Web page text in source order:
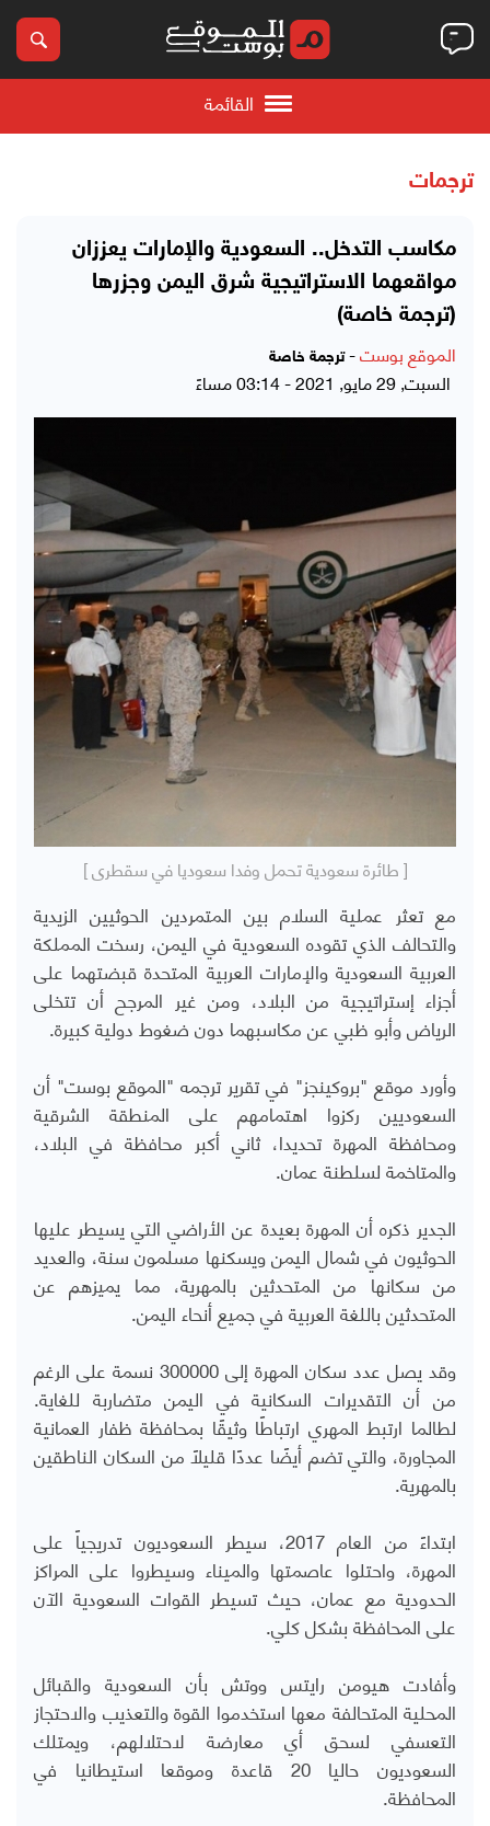
القائمة
ترجمات
مكاسب التدخل.. السعودية والإمارات يعززان
مواقعهما الاستراتيجية شرق اليمن وجزرها
(ترجمة خاصة)
الموقع بوست-ترجمة خاصة
السبت, 29 مايو, 2021 - 03:14 مساءً
[ طائرة سعودية تحمل وفدا سعوديا في سقطرى ]
مع تعثر عملية السلام بين المتمردين الحوثيين الزيدية
والتحالف الذي تقوده السعودية في اليمن، رسخت المملكة
العربية السعودية والإمارات العربية المتحدة قبضتهما على
أجزاء إستراتيجية من البلاد، ومن غير المرجح أن تتخلى
الرياض وأبو ظبي عن مكاسبهما دون ضغوط دولية كبيرة.
وأورد موقع "بروكينجز" في تقرير ترجمه "الموقع بوست" أن
السعوديين ركزوا اهتمامهم على المنطقة الشرقية
ومحافظة المهرة تحديدا، ثاني أكبر محافظة في البلاد،
والمتاخمة لسلطنة عمان.
الجدير ذكره أن المهرة بعيدة عن الأراضي التي يسيطر عليها
الحوثيون في شمال اليمن ويسكنها مسلمون سنة، والعديد
من سكانها من المتحدثين بالمهرية، مما يميزهم عن
المتحدثين باللغة العربية في جميع أنحاء اليمن.
وقد يصل عدد سكان المهرة إلى 300000 نسمة على الرغم
من أن التقديرات السكانية في اليمن متضاربة للغاية.
لطالما ارتبط المهري ارتباطًا وثيقًا بمحافظة ظفار العمانية
المجاورة، والتي تضم أيضًا عددًا قليلاً من السكان الناطقين
بالمهرية.
ابتداءً من العام 2017، سيطر السعوديون تدريجياً على
المهرة، واحتلوا عاصمتها والميناء وسيطروا على المراكز
الحدودية مع عمان، حيث تسيطر القوات السعودية الآن
على المحافظة بشكل كلي.
وأفادت هيومن رايتس ووتش بأن السعودية والقبائل
المحلية المتحالفة معها استخدموا القوة والتعذيب والاحتجاز
التعسفي لسحق أي معارضة لاحتلالهم، ويمتلك
السعوديون حاليا 20 قاعدة وموقعا استيطانيا في
المحافظة.